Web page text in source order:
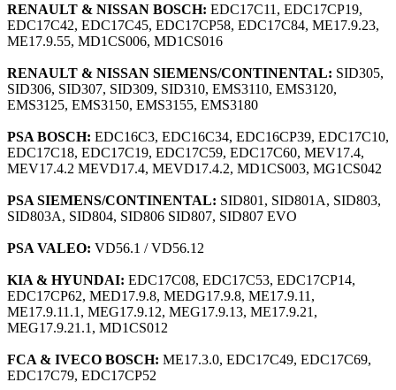
RENAULT & NISSAN BOSCH: EDC17C11, EDC17CP19,
EDC17C42, EDC17C45, EDC17CP58, EDC17C84, ME17.9.23,
ME17.9.55, MD1CS006, MD1CS016
RENAULT & NISSAN SIEMENS/CONTINENTAL: SID305,
SID306, SID307, SID309, SID310, EMS3110, EMS3120,
EMS3125, EMS3150, EMS3155, EMS3180
PSA BOSCH: EDC16C3, EDC16C34, EDC16CP39, EDC17C10,
EDC17C18, EDC17C19, EDC17C59, EDC17C60, MEV17.4,
MEV17.4.2 MEVD17.4, MEVD17.4.2, MD1CS003, MG1CS042
PSA SIEMENS/CONTINENTAL: SID801, SID801A, SID803,
SID803A, SID804, SID806 SID807, SID807 EVO
PSA VALEO: VD56.1 / VD56.12
KIA & HYUNDAI: EDC17C08, EDC17C53, EDC17CP14,
EDC17CP62, MED17.9.8, MEDG17.9.8, ME17.9.11,
ME17.9.11.1, MEG17.9.12, MEG17.9.13, ME17.9.21,
MEG17.9.21.1, MD1CS012
FCA & IVECO BOSCH: ME17.3.0, EDC17C49, EDC17C69,
EDC17C79, EDC17CP52